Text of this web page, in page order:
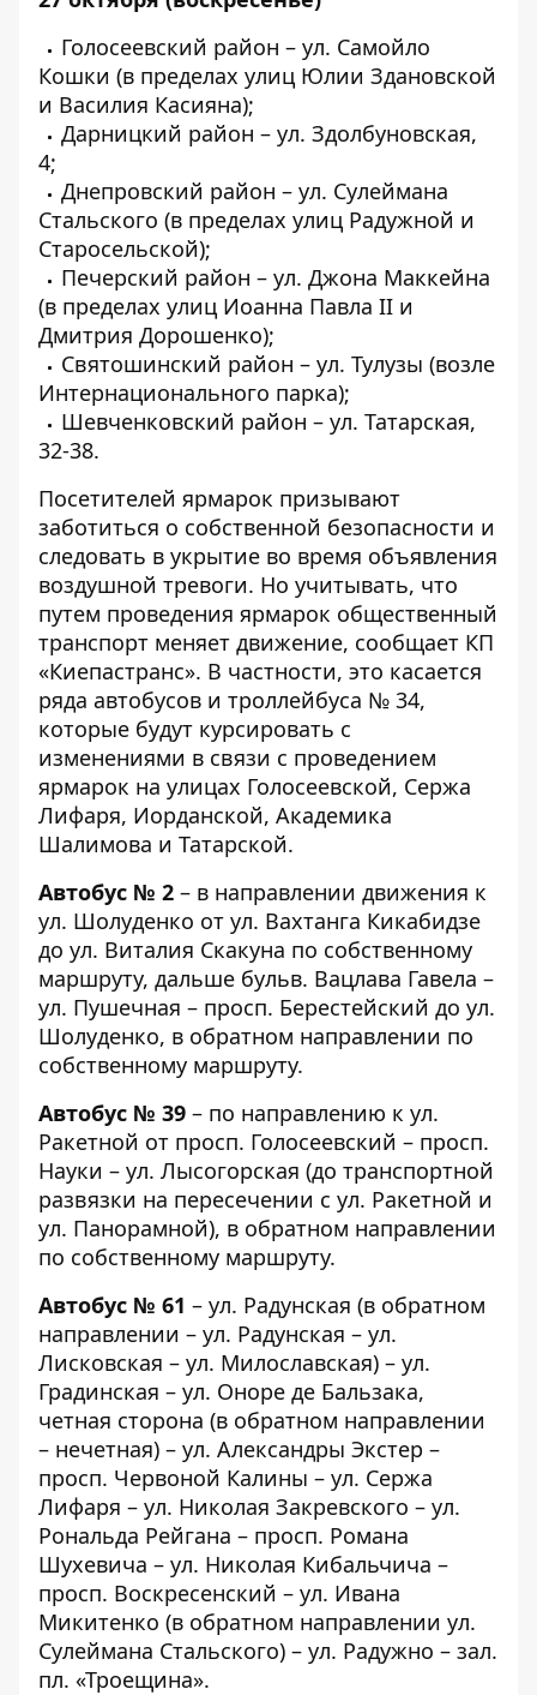
Голосеевский район – ул. Самойло
Кошки (в пределах улиц Юлии Здановской
и Василия Касияна);
Дарницкий район – ул. Здолбуновская,
4;
Днепровский район – ул. Сулеймана
Стальского (в пределах улиц Радужной и
Старосельской);
Печерский район – ул. Джона Маккейна
(в пределах улиц Иоанна Павла II и
Дмитрия Дорошенко);
Святошинский район – ул. Тулузы (возле
Интернационального парка);
Шевченковский район – ул. Татарская,
32-38.
Посетителей ярмарок призывают
заботиться о собственной безопасности и
следовать в укрытие во время объявления
воздушной тревоги. Но учитывать, что
путем проведения ярмарок общественный
транспорт меняет движение, сообщает КП
«Киепастранс». В частности, это касается
ряда автобусов и троллейбуса № 34,
которые будут курсировать с
изменениями в связи с проведением
ярмарок на улицах Голосеевской, Сержа
Лифаря, Иорданской, Академика
Шалимова и Татарской.
Автобус № 2 – в направлении движения к
ул. Шолуденко от ул. Вахтанга Кикабидзе
до ул. Виталия Скакуна по собственному
маршруту, дальше бульв. Вацлава Гавела –
ул. Пушечная – просп. Берестейский до ул.
Шолуденко, в обратном направлении по
собственному маршруту.
Автобус № 39 – по направлению к ул.
Ракетной от просп. Голосеевский – просп.
Науки – ул. Лысогорская (до транспортной
развязки на пересечении с ул. Ракетной и
ул. Панорамной), в обратном направлении
по собственному маршруту.
Автобус № 61 – ул. Радунская (в обратном
направлении – ул. Радунская – ул.
Лисковская – ул. Милославская) – ул.
Градинская – ул. Оноре де Бальзака,
четная сторона (в обратном направлении
– нечетная) – ул. Александры Экстер –
просп. Червоной Калины – ул. Сержа
Лифаря – ул. Николая Закревского – ул.
Рональда Рейгана – просп. Романа
Шухевича – ул. Николая Кибальчича –
просп. Воскресенский – ул. Ивана
Микитенко (в обратном направлении ул.
Сулеймана Стальского) – ул. Радужно – зал.
пл. «Троещина».